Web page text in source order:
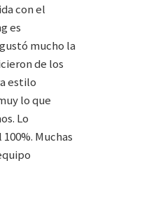
con el
es
mucho la
de los
estilo
lo que
Lo
Muchas